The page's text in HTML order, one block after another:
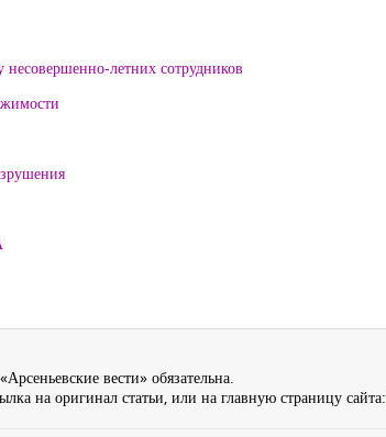
летних сотрудников
вести» обязательна.
на оригинал статьи, или на главную страницу сайта: